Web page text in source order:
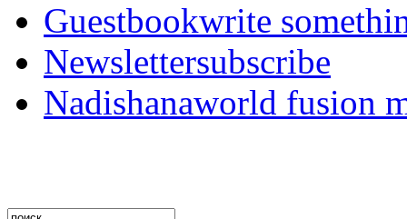
Guestbookwrite
Newslettersubscribe
Nadishanaworld fusion